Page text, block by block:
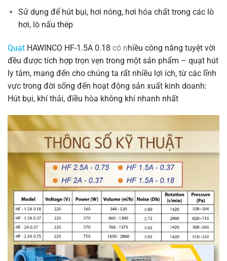
Sử dụng để hút bụi, hơi nóng, hơi hóa chất trong các lò
hơi, lò nấu thép
Quạt HAWINCO HF-1.5A 0.18 có nhiều công năng tuyệt vời
đều được tích hợp trọn vẹn trong một sản phẩm – quạt hút
ly tâm, mang đến cho chúng ta rất nhiều lợi ích, từ các lĩnh
vực trong đời sống đến hoạt động sản xuất kinh doanh:
Hút bụi, khí thải, điều hòa không khí nhanh nhất